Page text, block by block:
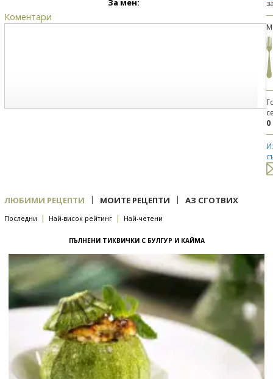
За мен:
Коментари
0
ЛЮБИМИ РЕЦЕПТИ | МОИТЕ РЕЦЕПТИ | АЗ СГОТВИХ
Последни | Най-висок рейтинг | Най-четени
ПЪЛНЕНИ ТИКВИЧКИ С БУЛГУР И КАЙМА